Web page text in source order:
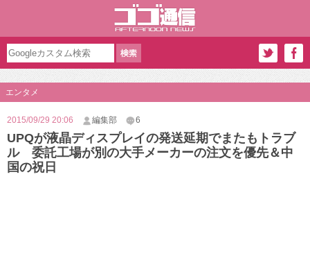
エンタメ
2015/09/29 20:06 編集部 6
UPQが液晶ディスプレイの発送延期でまたもトラブ
ル 委託工場が別の大手メーカーの注文を優先＆中
国の祝日